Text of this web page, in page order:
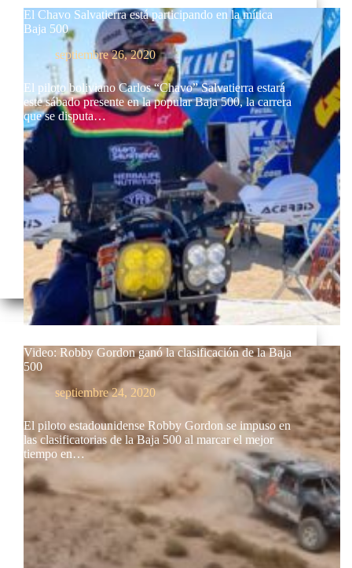
El Chavo Salvatierra está participando en la mítica
Baja 500
septiembre 26, 2020
El piloto boliviano Carlos “Chavo” Salvatierra estará
este sábado presente en la popular Baja 500, la carrera
que se disputa…
Video: Robby Gordon ganó la clasificación de la Baja
500
septiembre 24, 2020
El piloto estadounidense Robby Gordon se impuso en
las clasificatorias de la Baja 500 al marcar el mejor
tiempo en…